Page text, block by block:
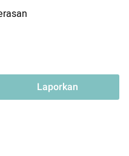
Laporkan